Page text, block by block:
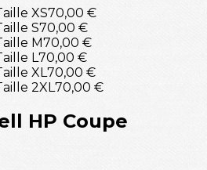
XS70,00 €
S70,00 €
M70,00 €
L 70,00 €
XL 70,00 €
2XL 70,00 €
HP Coupe